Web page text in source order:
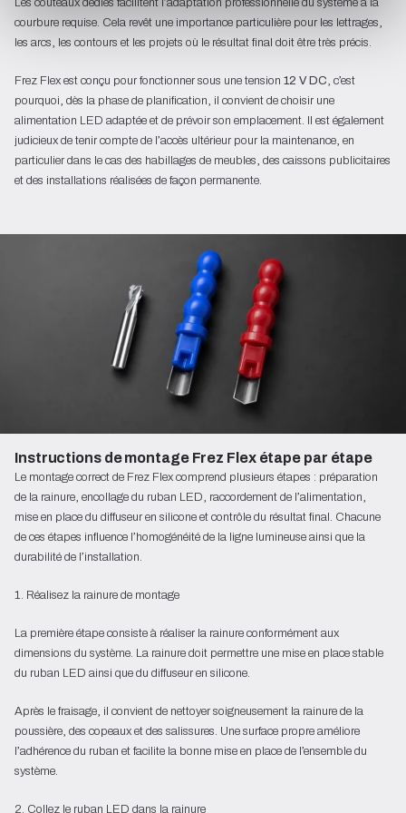
courbure requise. Cela revêt une importance particulière pour les lettrages,
les arcs, les contours et les projets où le résultat final doit être très précis.
Frez Flex est conçu pour fonctionner sous une tension 12 V DC, c’est
pourquoi, dès la phase de planification, il convient de choisir une
alimentation LED adaptée et de prévoir son emplacement. Il est également
judicieux de tenir compte de l’accès ultérieur pour la maintenance, en
particulier dans le cas des habillages de meubles, des caissons publicitaires
et des installations réalisées de façon permanente.
Instructions de montage Frez Flex étape par étape
Le montage correct de Frez Flex comprend plusieurs étapes : préparation
de la rainure, encollage du ruban LED, raccordement de l’alimentation,
mise en place du diffuseur en silicone et contrôle du résultat final. Chacune
de ces étapes influence l’homogénéité de la ligne lumineuse ainsi que la
durabilité de l’installation.
1. Réalisez la rainure de montage
La première étape consiste à réaliser la rainure conformément aux
dimensions du système. La rainure doit permettre une mise en place stable
du ruban LED ainsi que du diffuseur en silicone.
Après le fraisage, il convient de nettoyer soigneusement la rainure de la
poussière, des copeaux et des salissures. Une surface propre améliore
l’adhérence du ruban et facilite la bonne mise en place de l’ensemble du
système.
2. Collez le ruban LED dans la rainure